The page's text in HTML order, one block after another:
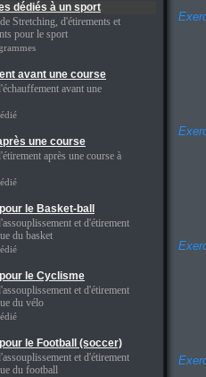
dédiés à un sport
Stretching, d'étirements et
pour le sport
avant une course
avant une
une course
après une course à
le Basket-ball
et d'étirement
du basket
le Cyclisme
et d'étirement
du vélo
le Football (soccer)
et d'étirement
du football